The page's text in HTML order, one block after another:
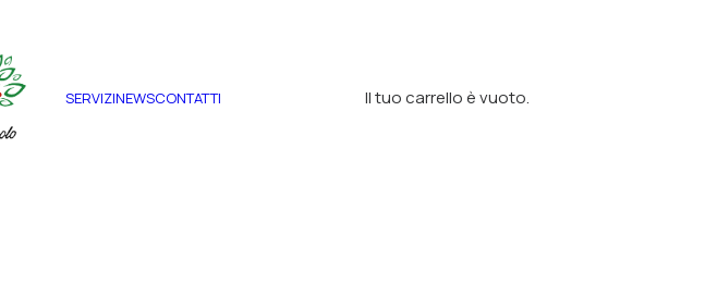
SERVIZINEWSCONTATTI Il tuo carrello è vuoto.